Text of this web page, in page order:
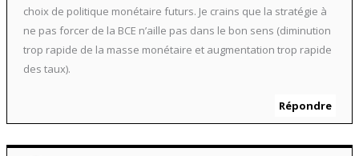
choix de politique monétaire futurs. Je crains que la stratégie à
ne pas forcer de la BCE n’aille pas dans le bon sens (diminution
trop rapide de la masse monétaire et augmentation trop rapide
des taux).
Répondre